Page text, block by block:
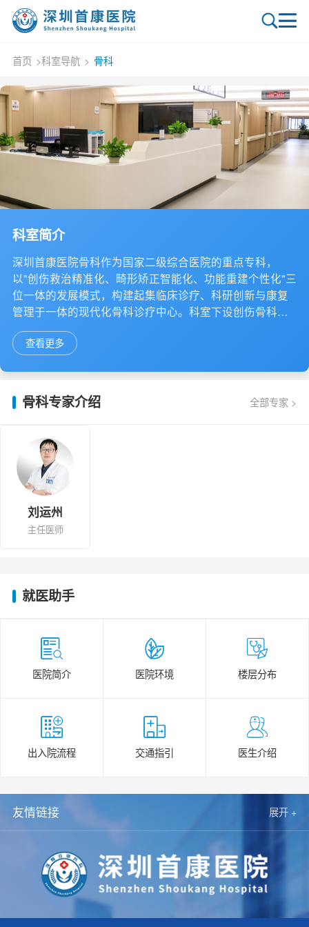
首页 >科室导航 > 骨科
科室简介
深圳首康医院骨科作为国家二级综合医院的重点专科，
以"创伤救治精准化、畸形矫正智能化、功能重建个性化"三
位一体的发展模式，构建起集临床诊疗、科研创新与康复
管理于一体的现代化骨科诊疗中心。科室下设创伤骨科与
矫形骨科，引进六轴骨科机器人等一系列国内外先进诊疗
设备，与广东省第二人民医院骨科、深圳市儿童医院骨科
等三甲名院骨科建立深度技术协作，创新性地将"个性化、
微创化、数字化"三大核心贯穿诊疗全流程，在四肢及脊柱
创伤和小儿麻痹、脑瘫、偏瘫及脑外伤引起的肢体畸形或
功能障碍修复等领域形成独特技术优势。
查看更多
骨科专家介绍 全部专家 >
刘运州
主任医师
就医助手
医院简介 医院环境 楼层分布
出入院流程 交通指引 医生介绍
友情链接 展开 +